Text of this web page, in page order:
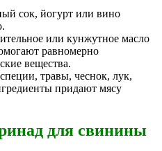
сок, йогурт или вино
или кунжутное масло
равномерно
вещества.
травы, чеснок, лук,
придают мясу
для свинины